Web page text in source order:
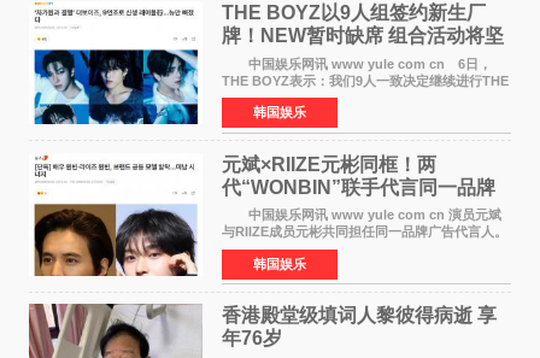
THE BOYZ以9人组签约新生厂
牌！NEW暂时缺席 组合活动将坚
定不移继续
中国娱乐网讯 www yule com cn 6日，
THE BOYZ表示：我们9人一致决定继续进行THE
BOYZ组合活动，并且已经完成了组合团体活动
签约。目前正在新生厂牌下进行活动准备。尚未
离开THE BOYZ原所
韩国娱乐
元斌×RIIZE元彬同框！两
代“WONBIN”联手代言同一品牌
颜值天花板合体
中国娱乐网讯 www yule com cn 演员元斌
与RIIZE成员元彬共同担任同一品牌广告代言人。
6日据独家报道，继演员元斌之后，RIIZE元彬最
近也被选为某在线中介平台A公司的共同广告代言
人，两人将作
韩国娱乐
香港殿堂级填词人黎彼得病逝 享
年76岁​